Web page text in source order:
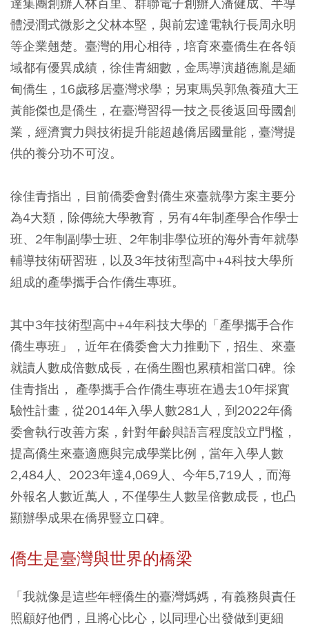
體浸潤式微影之父林本堅，與前宏達電執行長周永明
等企業翹楚。臺灣的用心相待，培育來臺僑生在各領
域都有優異成績，徐佳青細數，金馬導演趙德胤是緬
甸僑生，16歲移居臺灣求學；另東馬吳郭魚養殖大王
黃能傑也是僑生，在臺灣習得一技之長後返回母國創
業，經濟實力與技術提升能超越僑居國量能，臺灣提
供的養分功不可沒。
徐佳青指出，目前僑委會對僑生來臺就學方案主要分
為4大類，除傳統大學教育，另有4年制產學合作學士
班、2年制副學士班、2年制非學位班的海外青年就學
輔導技術研習班，以及3年技術型高中+4科技大學所
組成的產學攜手合作僑生專班。
其中3年技術型高中+4年科技大學的「產學攜手合作
僑生專班」，近年在僑委會大力推動下，招生、來臺
就讀人數成倍數成長，在僑生圈也累積相當口碑。徐
佳青指出， 產學攜手合作僑生專班在過去10年採實
驗性計畫，從2014年入學人數281人，到2022年僑
委會執行改善方案，針對年齡與語言程度設立門檻，
提高僑生來臺適應與完成學業比例，當年入學人數
2,484人、2023年達4,069人、今年5,719人，而海
外報名人數近萬人，不僅學生人數呈倍數成長，也凸
顯辦學成果在僑界豎立口碑。
僑生是臺灣與世界的橋梁
「我就像是這些年輕僑生的臺灣媽媽，有義務與責任
照顧好他們，且將心比心，以同理心出發做到更細